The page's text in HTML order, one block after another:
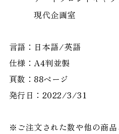
現代企画室
言語：日本語/英語
仕様：A4判並製
頁数：88ページ
発行日：2022/3/31
※ご注文された数や他の商